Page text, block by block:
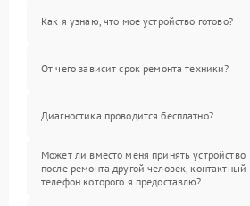
Как я узнаю, что мое устройство готово?
От чего зависит срок ремонта техники?
Диагностика проводится бесплатно?
Может ли вместо меня принять устройство
после ремонта другой человек, контактный
телефон которого я предоставлю?